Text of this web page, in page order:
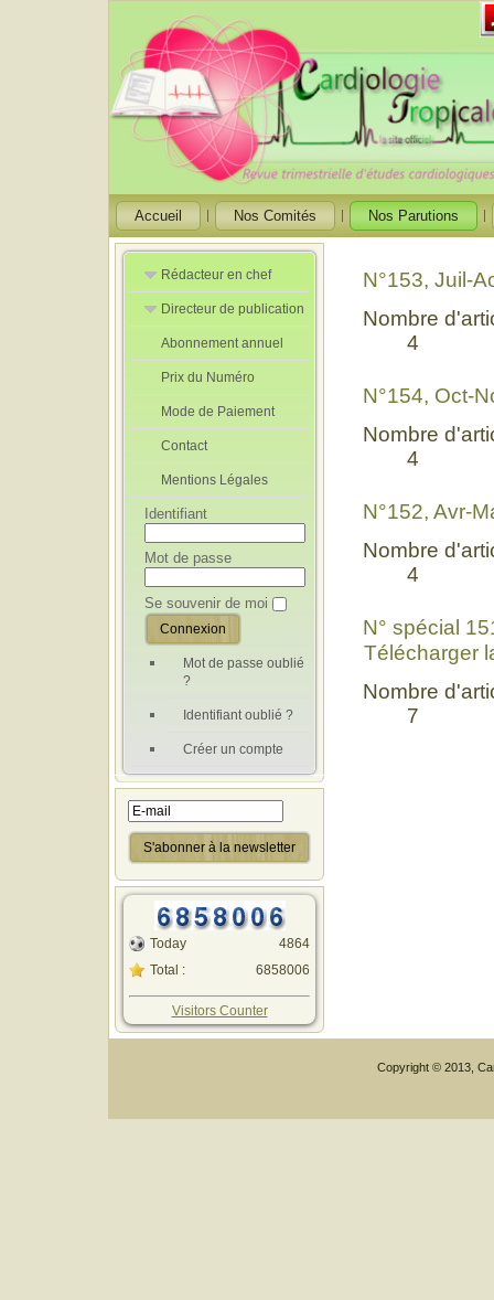
Accueil Nos Comités Nos Parutions
Rédacteur en chef
Rédacteurs en
Chef Adjoint
Directeur de publication
Directeur de
publication
adjoint
Abonnement annuel
Prix du Numéro
Mode de Paiement
Contact
Mentions Légales
Identifiant
Mot de passe
Se souvenir de moi
Mot de passe oublié
?
Identifiant oublié ?
Créer un compte
Today
Total :
4864
6858006
Visitors Counter
N°153, Juil-
Nombre
4
N°154, Oct-
Nombre
4
N°152, Avr-
Nombre
4
N° spécial
Télécharger
Nombre
7
Copyright © 2013,